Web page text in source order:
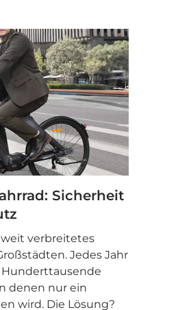
Sicherheit
verbreitetes
Jedes Jahr
denen nur ein
wird. Die Lösung?